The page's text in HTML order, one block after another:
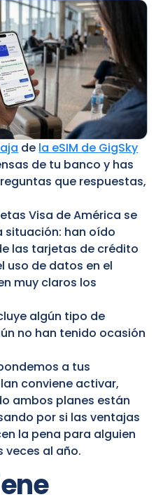
de la eSIM de GigSky
de tu banco y has
que respuestas,
Visa de América se
situación: han oído
las tarjetas de crédito
uso de datos en el
muy claros los
algún tipo de
no han tenido ocasión
a tus
conviene activar,
ambos planes están
por si las ventajas
la pena para alguien
veces al año.